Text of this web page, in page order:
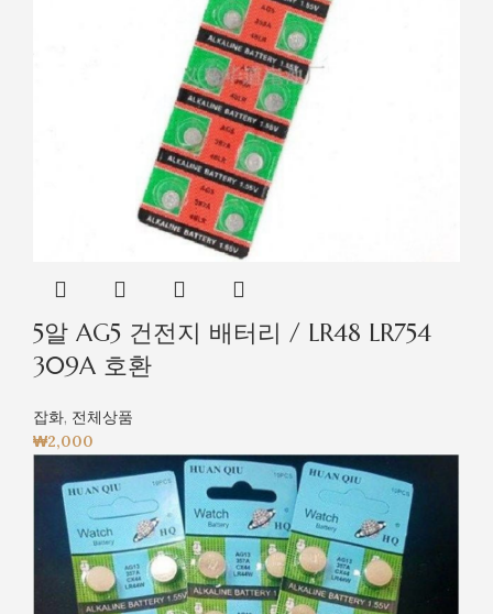
5알 AG5 건전지 배터리 / LR48 LR754
309A 호환
잡화, 전체상품
₩2,000